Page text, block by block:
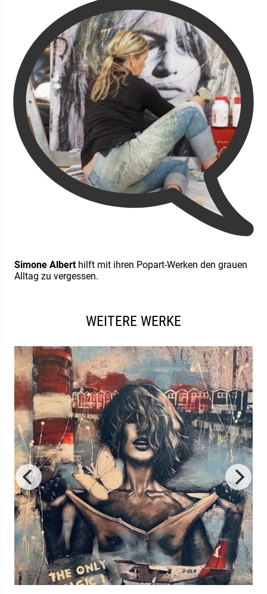
Simone Alberthilft mit ihren Popart-Werken den grauen
Alltag zu vergessen.
WEITERE WERKE